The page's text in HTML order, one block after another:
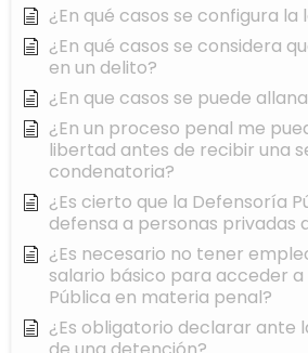
¿En qué casos se configura
¿En qué casos se considera
en un delito?
¿En que casos se puede
¿En un proceso penal me
libertad antes de recibir una
condenatoria?
¿Es cierto que la Defensoría
defensa a personas privadas
¿Es necesario no tener
salario básico para acceder
Pública en materia penal?
¿Es obligatorio declarar ante